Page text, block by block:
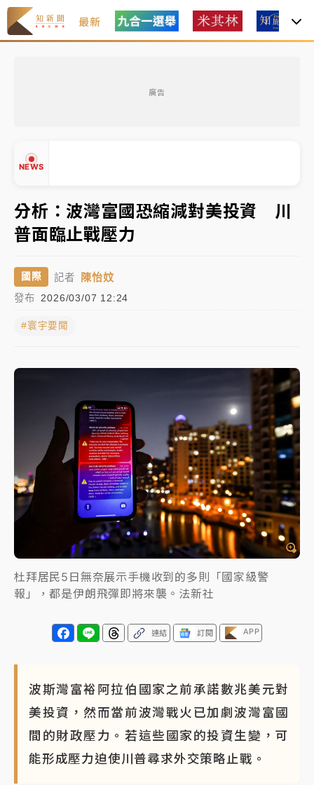
最新
廣告
NEWS
中颱白海豚環流掠北海！今明防劇烈降雨 東部高溫飆
38度
周末精選｜ 慈濟遭詐10億完整始末曝！律師掮客大玩兩
面手法 郭台銘、蔡英文成關鍵
本周爆款短影音｜ 柯文哲帶電子手鐶拄拐杖現身／周玉
周末精選｜
任 預算難關如何解？
父親節玩樂園！六福村今明2天「爸爸免費」 遠雄海洋
白海豚逼近！新北高灘地停車場下午4時強制拖吊 中午
開放水門周邊紅黃線停車
中颱白海豚環流掠北海！今明防劇烈降雨 東部高溫飆
38度
周末精選｜ 慈濟遭詐10億完整始末曝！律師掮客大玩兩
面手法 郭台銘、蔡英文成關鍵
本周爆款短影音｜ 柯文哲帶電子手鐶拄拐杖現身／周玉
蔻蔡玉真開撕爆料
分析：波灣富國恐縮減對美投資 川
普面臨止戰壓力
國際 記者 陳怡妏
發布 2026/03/07 12:24
#寰宇要聞
杜拜居民5日無奈展示手機收到的多則「國家級警
報」，都是伊朗飛彈即將來襲。法新社
連結 訂閱 APP
波斯灣富裕阿拉伯國家之前承諾數兆美元對
美投資，然而當前波灣戰火已加劇波灣富國
間的財政壓力。若這些國家的投資生變，可
能形成壓力迫使川普尋求外交策略止戰。